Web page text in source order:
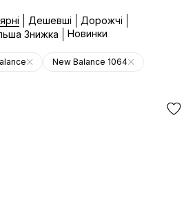
Дешевші
Дорожчі
Знижка
Новинки
New Balance 1064